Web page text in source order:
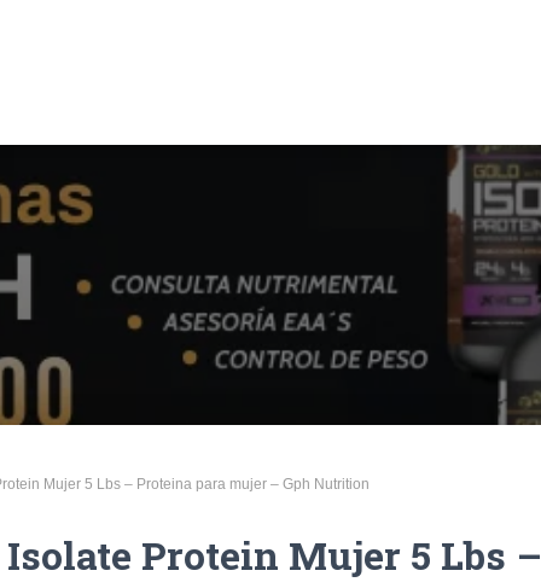
Mujer 5 Lbs – Proteina para mujer – Gph Nutrition
Isolate Protein Mujer 5 Lbs –